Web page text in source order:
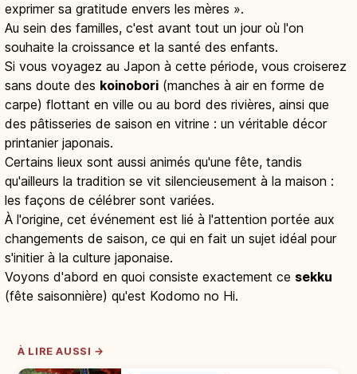
exprimer sa gratitude envers les mères ».
Au sein des familles, c'est avant tout un jour où l'on
souhaite la croissance et la santé des enfants.
Si vous voyagez au Japon à cette période, vous croiserez
sans doute des koinobori (manches à air en forme de
carpe) flottant en ville ou au bord des rivières, ainsi que
des pâtisseries de saison en vitrine : un véritable décor
printanier japonais.
Certains lieux sont aussi animés qu'une fête, tandis
qu'ailleurs la tradition se vit silencieusement à la maison :
les façons de célébrer sont variées.
À l'origine, cet événement est lié à l'attention portée aux
changements de saison, ce qui en fait un sujet idéal pour
s'initier à la culture japonaise.
Voyons d'abord en quoi consiste exactement ce sekku
(fête saisonnière) qu'est Kodomo no Hi.
À LIRE AUSSI →